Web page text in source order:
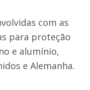
com as
para proteção
e alumínio,
e Alemanha.